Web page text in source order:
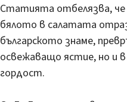
Статията отбелязва,
бялото в салатата
българското знаме,
освежаващо ястие, но и
гордост.